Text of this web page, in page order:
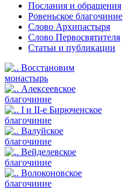
Послания и обращения
Ровеньское благочиние
Слово Архипастыря
Слово Первосвятителя
Статьи и публикации
Восстановим
монастырь
Алексеевское
благочиние
I и II-е Бирюченское
благочиние
Валуйское
благочиние
Вейделевское
благочиние
Волоконовское
благочиние